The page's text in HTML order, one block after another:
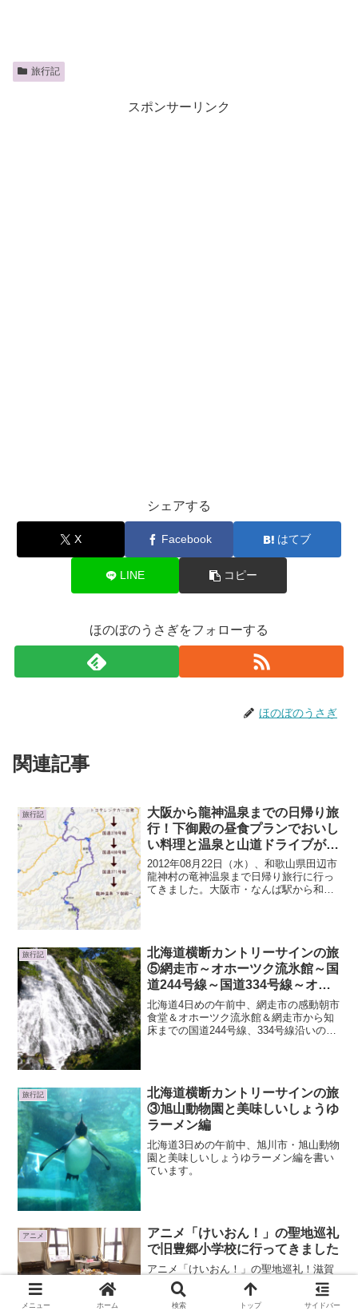
旅行記
スポンサーリンク
シェアする
X Facebook はてブ
LINE コピー
ほのぼのうさぎをフォローする
ほのぼのうさぎ
関連記事
旅行記
大阪から龍神温泉までの日帰り旅
行！下御殿の昼食プランでおいし
い料理と温泉と山道ドライブが楽
しい
2012年08月22日（水）、和歌山県田辺市
龍神村の竜神温泉まで日帰り旅行に行っ
てきました。大阪市・なんば駅から和歌
旅行記
北海道横断カントリーサインの旅
⑤網走市～オホーツク流氷館～国
道244号線～国道334号線～オシ
ンコシンの滝までオホーツク海沿
いの快適ドライブの旅
北海道4日めの午前中、網走市の感動朝市
食堂＆オホーツク流氷館＆網走市から知
床までの国道244号線、334号線沿いのカ
旅行記
北海道横断カントリーサインの旅
③旭山動物園と美味しいしょうゆ
ラーメン編
北海道3日めの午前中、旭川市・旭山動物
園と美味しいしょうゆラーメン編を書い
ています。
アニメ
アニメ「けいおん！」の聖地巡礼
で旧豊郷小学校に行ってきました
アニメ「けいおん！」の聖地巡礼！滋賀
県豊郷町の豊郷小学校旧校舎へ見学に行
ってきました。・・・行ってきたという
か、夫に連れて行かれたというか^^;( °д°)
メニュー ホーム 検索 トップ サイドバー